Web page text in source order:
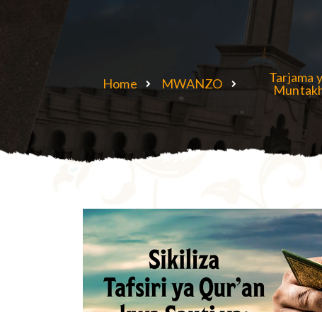
Home MWANZO
Tarjama